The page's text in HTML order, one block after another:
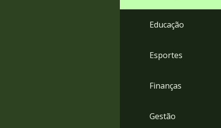
Educação
Esportes
Finanças
Gestão